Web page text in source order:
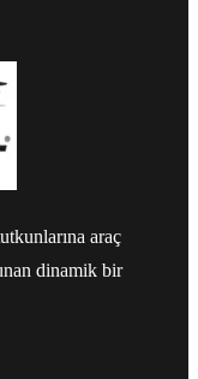
araç
dinamik bir